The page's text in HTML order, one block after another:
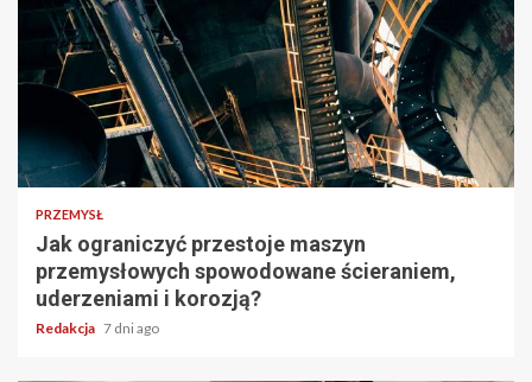
PRZEMYSŁ
Jak ograniczyć przestoje maszyn
przemysłowych spowodowane ścieraniem,
uderzeniami i korozją?
Redakcja 7 dni ago